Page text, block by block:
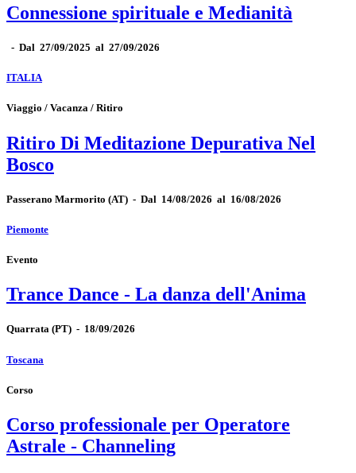
Connessione spirituale e Medianità
- Dal 27/09/2025 al 27/09/2026
ITALIA
Viaggio / Vacanza / Ritiro
Ritiro Di Meditazione Depurativa Nel
Bosco
Passerano Marmorito (AT) - Dal 14/08/2026 al 16/08/2026
Piemonte
Evento
Trance Dance - La danza dell'Anima
Quarrata (PT) - 18/09/2026
Toscana
Corso
Corso professionale per Operatore
Astrale - Channeling